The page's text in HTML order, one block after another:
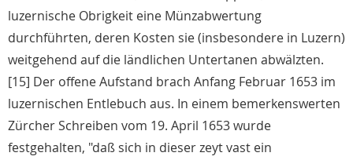
luzernische Obrigkeit eine Münzabwertung
durchführten, deren Kosten sie (insbesondere in Luzern)
weitgehend auf die ländlichen Untertanen abwälzten.
[15] Der offene Aufstand brach Anfang Februar 1653 im
luzernischen Entlebuch aus. In einem bemerkenswerten
Zürcher Schreiben vom 19. April 1653 wurde
festgehalten, "daß sich in dieser zeyt vast ein